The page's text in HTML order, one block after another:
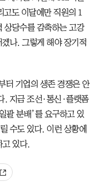
도 이달에만 직원의 1
상당수를 감축하는 고강
나. 그렇게 해야 장기적
터 기업의 생존 경쟁은 안
. 지금 조선·통신·플랫폼
괄 분배’를 요구하고 있
수도 있다. 이런 상황에
고 있다.